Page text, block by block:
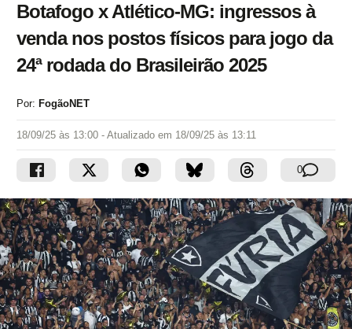
Botafogo x Atlético-MG: ingressos à
venda nos postos físicos para jogo da
24ª rodada do Brasileirão 2025
Por: FogãoNET
18/09/25 às 13:00 - Atualizado em 18/09/25 às 13:11
0